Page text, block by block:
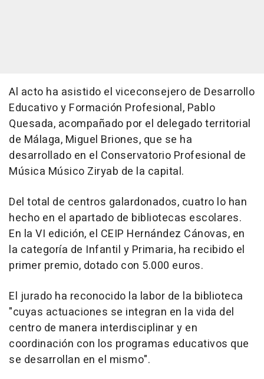
Al acto ha asistido el viceconsejero de Desarrollo
Educativo y Formación Profesional, Pablo
Quesada, acompañado por el delegado territorial
de Málaga, Miguel Briones, que se ha
desarrollado en el Conservatorio Profesional de
Música Músico Ziryab de la capital.
Del total de centros galardonados, cuatro lo han
hecho en el apartado de bibliotecas escolares.
En la VI edición, el CEIP Hernández Cánovas, en
la categoría de Infantil y Primaria, ha recibido el
primer premio, dotado con 5.000 euros.
El jurado ha reconocido la labor de la biblioteca
"cuyas actuaciones se integran en la vida del
centro de manera interdisciplinar y en
coordinación con los programas educativos que
se desarrollan en el mismo".